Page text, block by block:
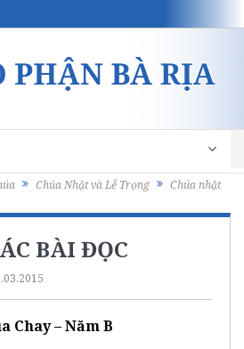
Chúa Nhật và Lễ Trọng Chúa nhật
BÀI ĐỌC
Chay – Năm B